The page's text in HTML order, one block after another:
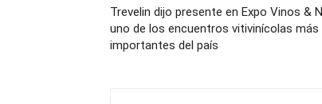
Trevelin dijo presente en Expo Vinos &
uno de los encuentros vitivinícolas más
importantes del país